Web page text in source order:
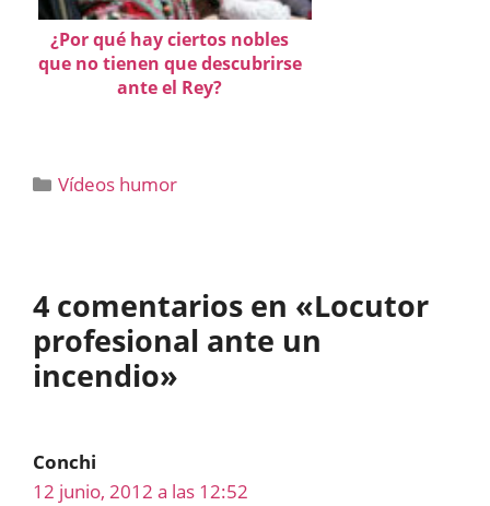
¿Por qué hay ciertos nobles
que no tienen que descubrirse
ante el Rey?
Categorías
Vídeos humor
4 comentarios en «Locutor
profesional ante un
incendio»
Conchi
12 junio, 2012 a las 12:52